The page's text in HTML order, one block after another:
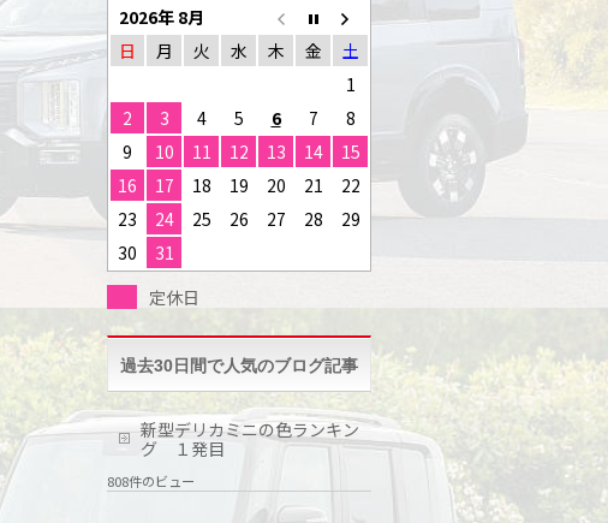
2026年 8月
日
月 火 水 木 金
土
1
2
3 4 5 6 7
8
9
10 11 12 13 14
15
16
17 18 19 20 21
22
23
24 25 26 27 28
29
30
31
定休日
過去30日間で人気のブログ記事
新型デリカミニの色ランキン
グ １発目
808件のビュー